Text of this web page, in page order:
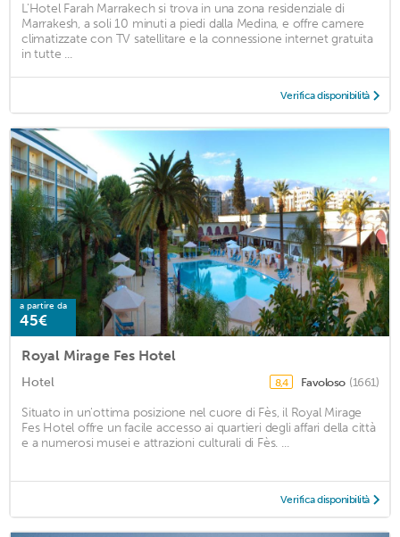
L'Hotel Farah Marrakech si trova in una zona residenziale di
Marrakesh, a soli 10 minuti a piedi dalla Medina, e offre camere
climatizzate con TV satellitare e la connessione internet gratuita
in tutte ...
Verifica disponibilità
a partire da
45€
Royal Mirage Fes Hotel
Hotel 8,4 Favoloso (1661)
Situato in un'ottima posizione nel cuore di Fès, il Royal Mirage
Fes Hotel offre un facile accesso ai quartieri degli affari della città
e a numerosi musei e attrazioni culturali di Fès. ...
Verifica disponibilità